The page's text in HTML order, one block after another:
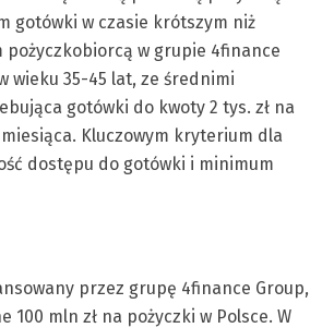
gotówki w czasie krótszym niż
pożyczkobiorcą w grupie 4finance
wieku 35-45 lat, ze średnimi
gotówki do kwoty 2 tys. zł na
Kluczowym kryterium dla
dostępu do gotówki i minimum
przez grupę 4finance Group,
100 mln zł na pożyczki w Polsce. W